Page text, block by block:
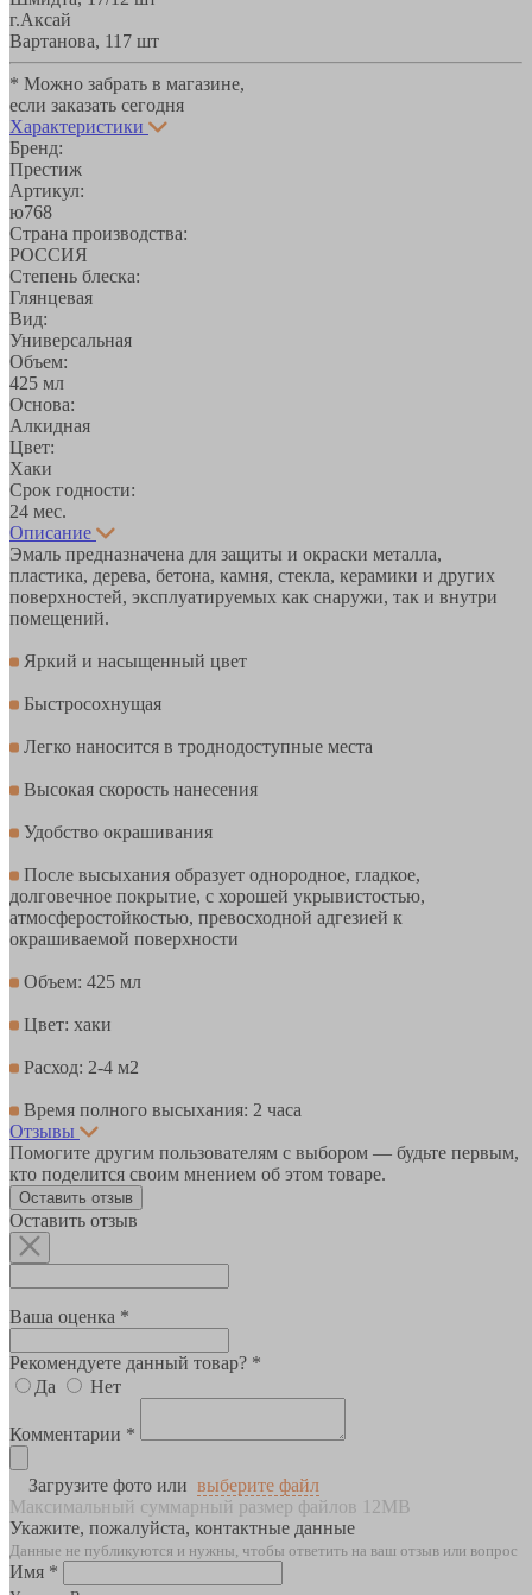
г.Аксай
Вартанова, 11 7 шт
* Можно забрать в магазине,
если заказать сегодня
Характеристики
Бренд:
Престиж
Артикул:
ю768
Страна производства:
РОССИЯ
Степень блеска:
Глянцевая
Вид:
Универсальная
Объем:
425 мл
Основа:
Алкидная
Цвет:
Хаки
Срок годности:
24 мес.
Описание
Эмаль предназначена для защиты и окраски металла,
пластика, дерева, бетона, камня, стекла, керамики и других
поверхностей, эксплуатируемых как снаружи, так и внутри
помещений.
Яркий и насыщенный цвет
Быстросохнущая
Легко наносится в троднодоступные места
Высокая скорость нанесения
Удобство окрашивания
После высыхания образует однородное, гладкое,
долговечное покрытие, с хорошей укрывистостью,
атмосферостойкостью, превосходной адгезией к
окрашиваемой поверхности
Объем: 425 мл
Цвет: хаки
Расход: 2-4 м2
Время полного высыхания: 2 часа
Отзывы
Помогите другим пользователям с выбором — будьте первым,
кто поделится своим мнением об этом товаре.
Оставить отзыв
Оставить отзыв
Ваша оценка *
Рекомендуете данный товар? *
Да
Нет
Комментарии *
Загрузите фото или выберите файл
Максимальный суммарный размер файлов 12MB
Укажите, пожалуйста, контактные данные
Данные не публикуются и нужны, чтобы ответить на ваш отзыв или вопрос
Имя *